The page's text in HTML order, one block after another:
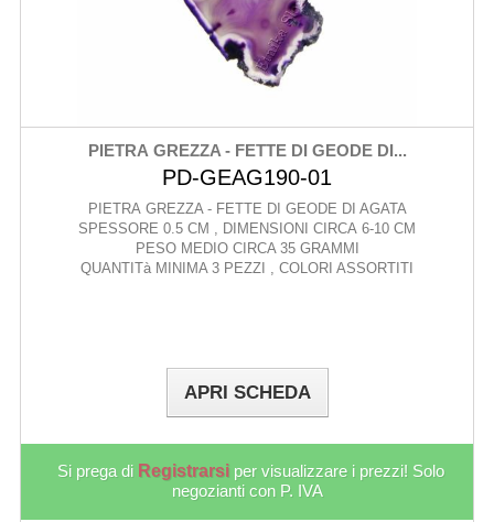
PIETRA GREZZA - FETTE DI GEODE DI...
PD-GEAG190-01
PIETRA GREZZA - FETTE DI GEODE DI AGATA
SPESSORE 0.5 CM , DIMENSIONI CIRCA 6-10 CM
PESO MEDIO CIRCA 35 GRAMMI
QUANTITà MINIMA 3 PEZZI , COLORI ASSORTITI
APRI SCHEDA
Si prega di Registrarsi per visualizzare i prezzi! Solo
negozianti con P. IVA